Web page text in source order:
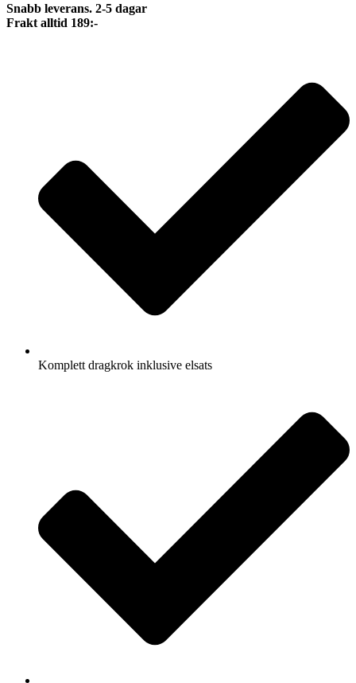
Snabb leverans. 2-5 dagar
Frakt alltid 189:-
Komplett dragkrok inklusive elsats